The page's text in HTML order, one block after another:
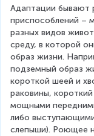
Адаптации бывают
приспособлений –
разных видов
среду, в которой
образ жизни.
подземный образ
короткой шеей и
раковины,
мощными
либо
слепыши). Роющее